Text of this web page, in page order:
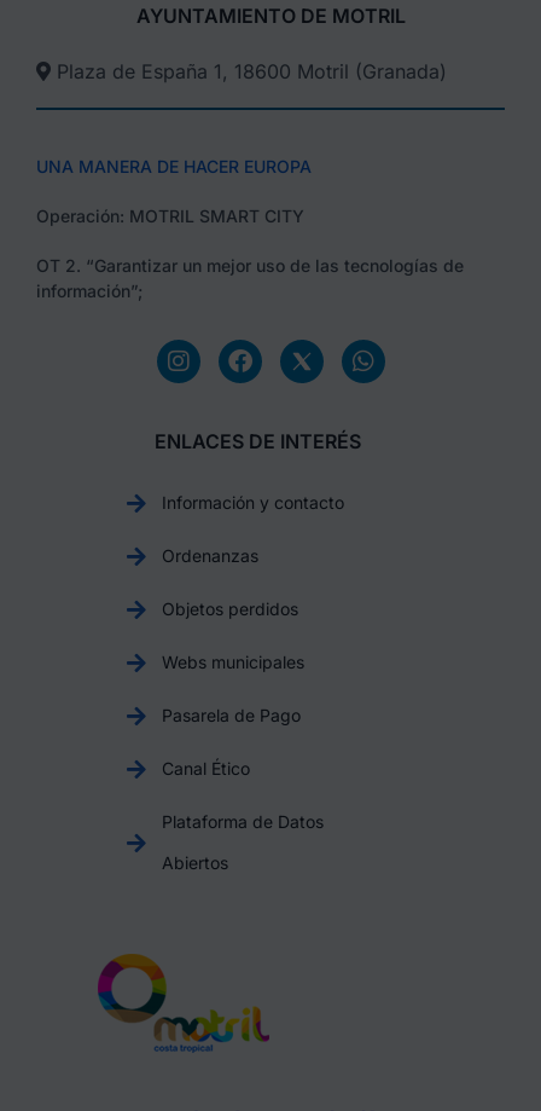
AYUNTAMIENTO DE MOTRIL
Plaza de España 1, 18600 Motril (Granada)​
UNA MANERA DE HACER EUROPA
Operación: MOTRIL SMART CITY
OT 2. “Garantizar un mejor uso de las tecnologías de
información”;
ENLACES DE INTERÉS
Información y contacto
Ordenanzas
Objetos perdidos
Webs municipales
Pasarela de Pago
Canal Ético
Plataforma de Datos
Abiertos